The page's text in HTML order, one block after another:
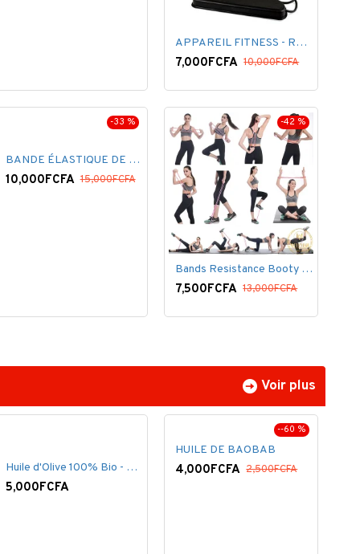
APPAREIL FITNESS - REVOFLEX - THÉRAPEUTUQUE
7,000FCFA 10,000FCFA
-33 %
BANDE ÉLASTIQUE DE SOUTIEN 8 PCS
10,000FCFA 15,000FCFA
-42 %
Bands Resistance Booty Kit Belt Butt
7,500FCFA 13,000FCFA
Voir plus
Huile d'Olive 100% Bio - 60 ml
5,000FCFA
--60 %
HUILE DE BAOBAB
4,000FCFA 2,500FCFA